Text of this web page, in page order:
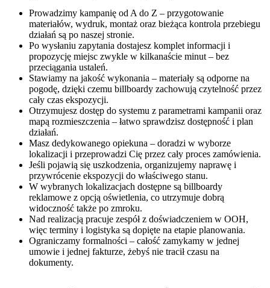
Prowadzimy kampanię od A do Z – przygotowanie
materiałów, wydruk, montaż oraz bieżąca kontrola przebiegu
działań są po naszej stronie.
Po wysłaniu zapytania dostajesz komplet informacji i
propozycję miejsc zwykle w kilkanaście minut – bez
przeciągania ustaleń.
Stawiamy na jakość wykonania – materiały są odporne na
pogodę, dzięki czemu billboardy zachowują czytelność przez
cały czas ekspozycji.
Otrzymujesz dostęp do systemu z parametrami kampanii oraz
mapą rozmieszczenia – łatwo sprawdzisz dostępność i plan
działań.
Masz dedykowanego opiekuna – doradzi w wyborze
lokalizacji i przeprowadzi Cię przez cały proces zamówienia.
Jeśli pojawią się uszkodzenia, organizujemy naprawę i
przywrócenie ekspozycji do właściwego stanu.
W wybranych lokalizacjach dostępne są billboardy
reklamowe z opcją oświetlenia, co utrzymuje dobrą
widoczność także po zmroku.
Nad realizacją pracuje zespół z doświadczeniem w OOH,
więc terminy i logistyka są dopięte na etapie planowania.
Ograniczamy formalności – całość zamykamy w jednej
umowie i jednej fakturze, żebyś nie tracił czasu na
dokumenty.